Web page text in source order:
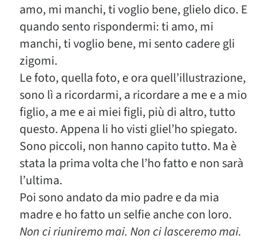
amo, mi manchi, ti voglio bene, glielo dico. E
quando sento rispondermi: ti amo, mi
manchi, ti voglio bene, mi sento cadere gli
zigomi.
Le foto, quella foto, e ora quell’illustrazione,
sono lì a ricordarmi, a ricordare a me e a mio
figlio, a me e ai miei figli, più di altro, tutto
questo. Appena li ho visti gliel’ho spiegato.
Sono piccoli, non hanno capito tutto. Ma è
stata la prima volta che l’ho fatto e non sarà
l’ultima.
Poi sono andato da mio padre e da mia
madre e ho fatto un selfie anche con loro.
Non ci riuniremo mai. Non ci lasceremo mai.